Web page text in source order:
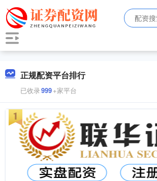
正规配资平台排行
已收录999+家平台